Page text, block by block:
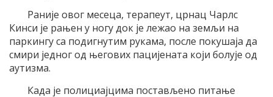
Раније овог месеца, терапеут, црнац Чарлс
Кинси је рањен у ногу док је лежао на земљи на
паркингу са подигнутим рукама, после покушаја да
смири једног од његових пацијената који болује од
аутизма.
Када је полициајцима постављено питање